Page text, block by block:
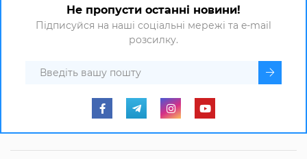
Не пропусти останні новини!
Підписуйся на наші соціальні мережі та e-mail
розсилку.